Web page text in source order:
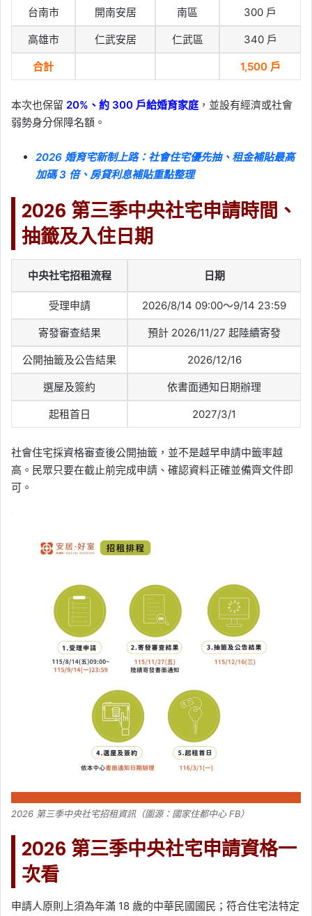
台南市 開南安居 南區 300 戶
高雄市 仁武安居 仁武區 340 戶
合計 1,500 戶
本次也保留 20%、約 300 戶給婚育家庭 ，並設有經濟或社會
弱勢身分保障名額。
2026 婚育宅新制上路：社會住宅優先抽、租金補貼最高
加碼 3 倍、房貸利息補貼重點整理
2026 第三季中央社宅申請時間、
抽籤及入住日期
中央社宅招租流程 日期
受理申請 2026/8/14 09:00～9/14 23:59
寄發審查結果 預計 2026/11/27 起陸續寄發
公開抽籤及公告結果 2026/12/16
選屋及簽約 依書面通知日期辦理
起租首日 2027/3/1
社會住宅採資格審查後公開抽籤，並不是越早申請中籤率越
高。民眾只要在截止前完成申請、確認資料正確並備齊文件即
可。
2026 第三季中央社宅招租資訊（圖源：國家住都中心 FB）
2026 第三季中央社宅申請資格一
次看
申請人原則上須為年滿 18 歲的中華民國國民；符合住宅法特定